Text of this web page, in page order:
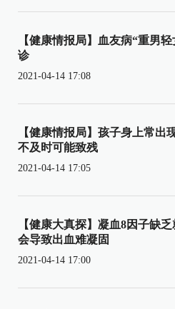
【健康情报局】血友病“重男
诊
2021-04-14 17:08
【健康情报局】孩子身上常出
不及时可能致残
2021-04-14 17:05
【健康大真探】凝血8因子缺
会导致出血难凝固
2021-04-14 17:00